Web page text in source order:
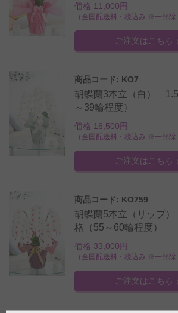
価格 11,000円
（全国配送料・税込み ※一部除
ご注文はこちら
商品コード: KO7
胡蝶蘭3本立（白）
～39輪程度）
価格 16,500円
（全国配送料・税込み ※一部除
ご注文はこちら
商品コード: KO759
胡蝶蘭5本立（リップ
格（55～60輪程度）
価格 33,000円
（全国配送料・税込み ※一部除
ご注文はこちら